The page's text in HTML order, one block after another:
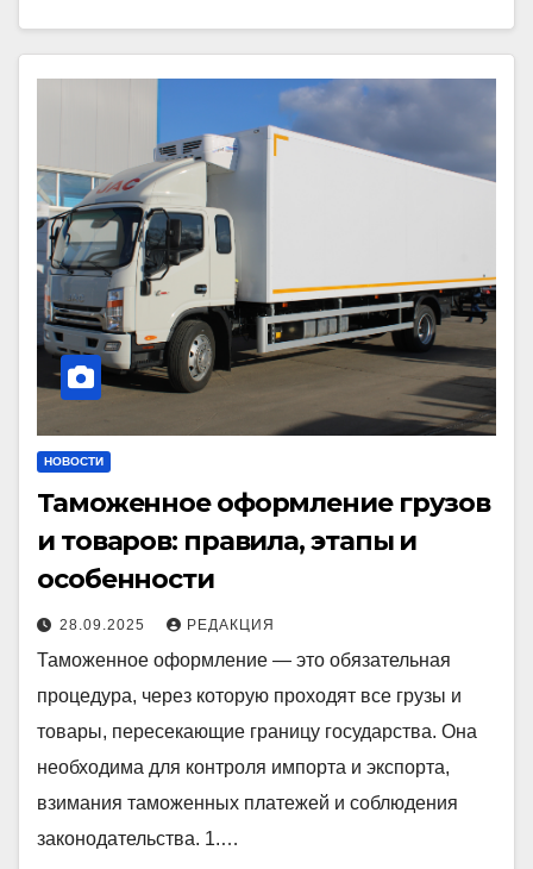
НОВОСТИ
Таможенное оформление грузов
и товаров: правила, этапы и
особенности
28.09.2025 РЕДАКЦИЯ
Таможенное оформление — это обязательная
процедура, через которую проходят все грузы и
товары, пересекающие границу государства. Она
необходима для контроля импорта и экспорта,
взимания таможенных платежей и соблюдения
законодательства. 1.…